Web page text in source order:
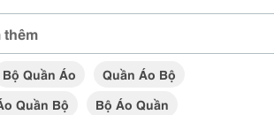
thêm
Bộ Quần Áo
Quần Áo Bộ
Quần Bộ
Bộ Áo Quần